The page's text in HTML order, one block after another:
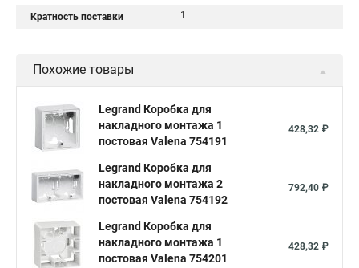
Кратность поставки 1
Похожие товары
Legrand Коробка для
накладного монтажа 1
постовая Valena 754191
428,32 ₽
Legrand Коробка для
накладного монтажа 2
постовая Valena 754192
792,40 ₽
Legrand Коробка для
накладного монтажа 1
постовая Valena 754201
428,32 ₽